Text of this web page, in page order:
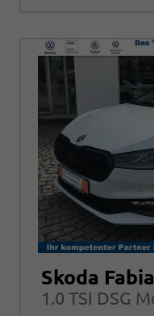
Skoda Fabia